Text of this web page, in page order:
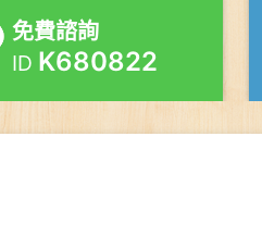
免費諮詢
ID K680822